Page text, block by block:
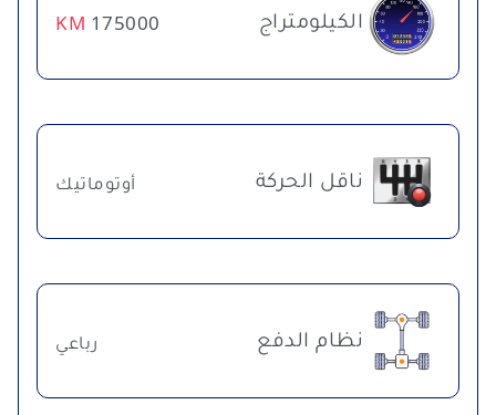
الكيلومتراج 175000
KM
ناقل الحركة أوتوماتيك
نظام الدفع رباعي